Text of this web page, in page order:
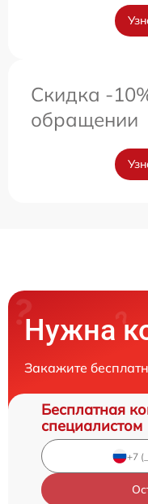
Скидка -
обращении
Нужна
Закажите
Бесплатная
специалистом